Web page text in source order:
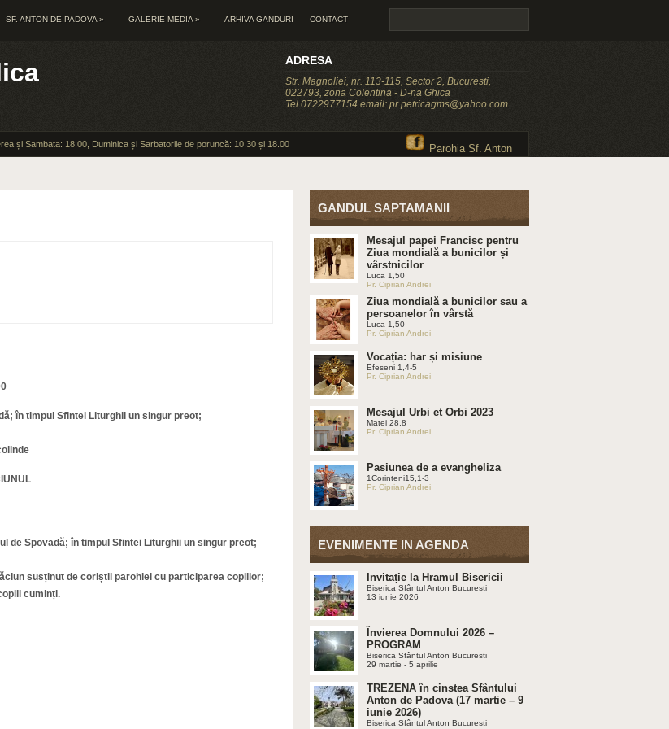
SF. ANTON DE PADOVA » GALERIE MEDIA » ARHIVA GANDURI CONTACT
ADRESA
Str. Magnoliei, nr. 113-115, Sector 2, Bucuresti,
022793, zona Colentina - D-na Ghica
Tel 0722977154 email: pr.petricagms@yahoo.com
și Sambata: 18.00, Duminica și Sarbatorile de poruncă: 10.30 și 18.00 Parohia Sf. Anton
în timpul Sfintei Liturghii un singur preot;
de Spovadă; în timpul Sfintei Liturghii un singur preot;
susținut de coriștii parohiei cu participarea copiilor;
cuminți.
GANDUL SAPTAMANII
Mesajul papei Francisc pentru
Ziua mondială a bunicilor și
vârstnicilor
Luca 1,50
Pr. Ciprian Andrei
Ziua mondială a bunicilor sau a
persoanelor în vârstă
Luca 1,50
Pr. Ciprian Andrei
Vocația: har și misiune
Efeseni 1,4-5
Pr. Ciprian Andrei
Mesajul Urbi et Orbi 2023
Matei 28,8
Pr. Ciprian Andrei
Pasiunea de a evangheliza
1Corinteni15,1-3
Pr. Ciprian Andrei
EVENIMENTE IN AGENDA
Invitație la Hramul Bisericii
Biserica Sfântul Anton Bucuresti
13 iunie 2026
Învierea Domnului 2026 –
PROGRAM
Biserica Sfântul Anton Bucuresti
29 martie - 5 aprilie
TREZENA în cinstea Sfântului
Anton de Padova (17 martie – 9
iunie 2026)
Biserica Sfântul Anton Bucuresti